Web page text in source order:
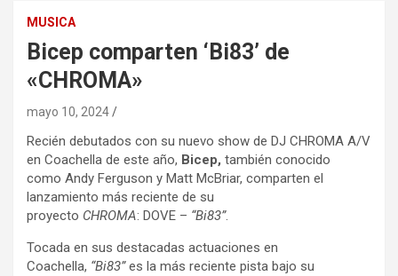
MUSICA
Bicep comparten ‘Bi83’ de
«CHROMA»
mayo 10, 2024
Recién debutados con su nuevo show de DJ CHROMA A/V
en Coachella de este año, Bicep, también conocido
como Andy Ferguson y Matt McBriar, comparten el
lanzamiento más reciente de su
proyecto CHROMA: DOVE – “Bi83”.
Tocada en sus destacadas actuaciones en
Coachella, “Bi83”es la más reciente pista bajo su